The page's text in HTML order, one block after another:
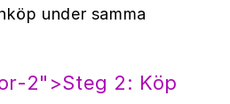
under samma
2">Steg 2: Köp